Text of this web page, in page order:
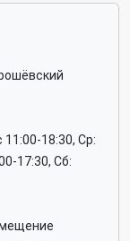
11:00-18:30, Ср:
17:30, Сб: